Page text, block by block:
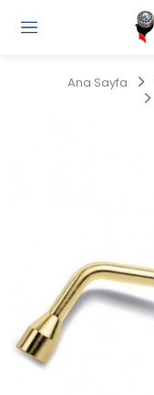
Ana Sayfa